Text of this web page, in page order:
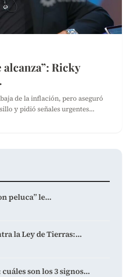
alcanza”: Ricky
de la inflación, pero aseguró
y pidió señales urgentes…
peluca” le…
la Ley de Tierras:…
son los 3 signos…